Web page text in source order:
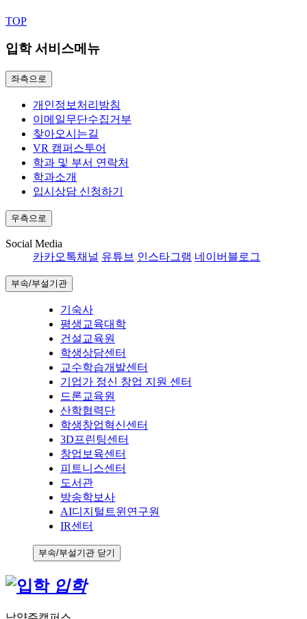
TOP
입학 서비스메뉴
좌측으로
개인정보처리방침
이메일무단수집거부
찾아오시는길
VR 캠퍼스투어
학과 및 부서 연락처
학과소개
입시상담 신청하기
우측으로
Social Media
카카오톡채널 유튜브 인스타그램 네이버블로그
부속/부설기관
기숙사
평생교육대학
건설교육원
학생상담센터
교수학습개발센터
기업가 정신 창업 지원 센터
드론교육원
산학협력단
학생창업혁신센터
3D프린팅센터
창업보육센터
피트니스센터
도서관
방송학보사
AI디지털트윈연구원
IR센터
부속/부설기관 닫기
입학